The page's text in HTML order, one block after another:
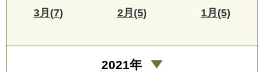
3月(7) 2月(5) 1月(5)
2021年